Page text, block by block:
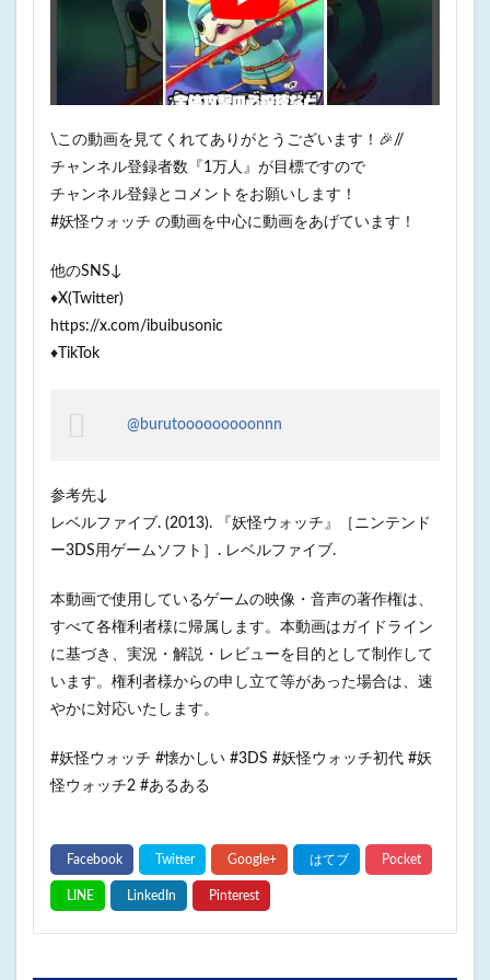
\この動画を見てくれてありがとうございます！🎉//
チャンネル登録者数『1万人』が目標ですので
チャンネル登録とコメントをお願いします！
#妖怪ウォッチ の動画を中心に動画をあげています！
他のSNS↓
♦X(Twitter)
https://x.com/ibuibusonic
♦TikTok
@burutooooooooonnn
参考先↓
レベルファイブ. (2013). 『妖怪ウォッチ』［ニンテンド
ー3DS用ゲームソフト］. レベルファイブ.
本動画で使用しているゲームの映像・音声の著作権は、
すべて各権利者様に帰属します。本動画はガイドライン
に基づき、実況・解説・レビューを目的として制作して
います。権利者様からの申し立て等があった場合は、速
やかに対応いたします。
#妖怪ウォッチ #懐かしい #3DS #妖怪ウォッチ初代 #妖
怪ウォッチ2 #あるある